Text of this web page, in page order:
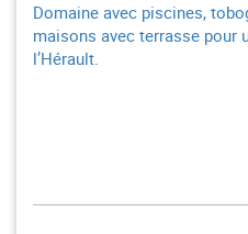
Domaine avec piscines,
maisons avec terrasse pour
l’Hérault.